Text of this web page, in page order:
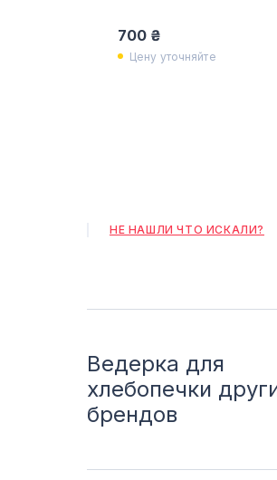
700 ₴
Цену уточняйте
НЕ НАШЛИ ЧТО ИСКАЛИ?
Ведерка для
хлебопечки
брендов